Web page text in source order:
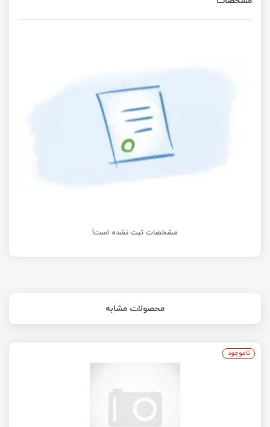
مشخصات ثبت نشده است!
محصولات مشابه
ناموجود